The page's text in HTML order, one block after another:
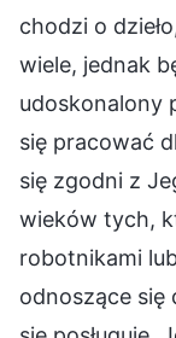
chodzi o
wiele, jednak
udoskonalony
się pracować
się zgodni z
wieków tych,
robotnikami
odnoszące się